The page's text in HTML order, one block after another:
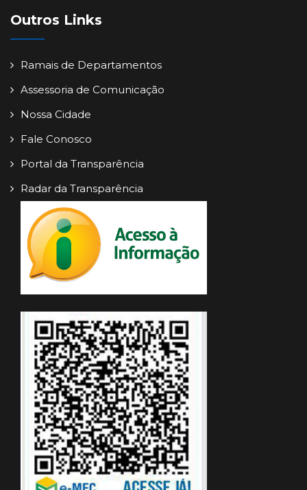
Outros Links
Ramais de Departamentos
Assessoria de Comunicação
Nossa Cidade
Fale Conosco
Portal da Transparência
Radar da Transparência